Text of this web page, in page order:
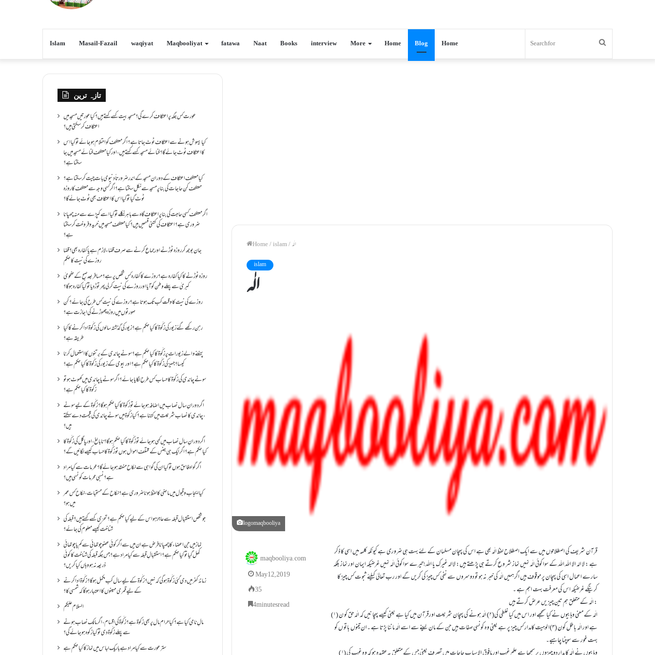
Islam Masail-Fazail waqiyat Maqbooliyat fatawa Naat Books interview More Home Blog Home
Home/islam/الٰہ
islam
الٰہ
logomaqbooliya
قرآن شریف کی اصطلاحوں میں سے ایک اصطلاح لفظ الٰہ بھی ہے اس کی پہچان مسلمان کے لئے بہت ہی ضروری ہے کیونکہ کلمہ میں اسی کا ذکر
ہے : لا الہ الا اللہ اللہ کے سوا کوئی الٰہ نہیں نماز شر وع کرتے ہی پڑھتے ہیں: لاالہ غیرک یا اللہ ! تیرے سوا کوئی الٰہ نہیں غرضیکہ ایمان اور نماز بلکہ
سارے اعمال اسی کی پہچان پر موقوف ہیں اگرہمیں الٰہ کی خبر نہ ہو تو دوسروں سے نفی کس چیز کی کریں گے اور رب تعالیٰ کیلئے ثبوت کس چیز کا
کرینگے غرضیکہ اس کی معرفت بہت اہم ہے ۔
الٰہ کے متعلق ہم تین چیز یں عرض کرتے ہیں :
(۱) الٰہ کے معنی وہابیوں نے کیا سمجھے اور اس میں کیا غلطی کی(۲) الٰہ ہونے کی پہچان شریعت اورقرآن میں کیا ہے یعنی کیسے پہچا نیں کہ الٰہ حق کو ن
ہے اور الٰہ باطل کون (۳)ا لوہیت کامدار کس چیز پر ہے یعنی وہ کونسی صفات ہیں جن کے مان لینے سے اسے الٰہ ماننا پڑتا ہے ۔ان تینوں باتو ں کو
بہت غور سے سوچنا چاہیے۔
maqbooliya.com
May 12, 2019
35
4 minutes read
تازہ ترین
عورت کس جگہ پر اعتکاف کرے گی؟مسجد بیت کسے کہتے ہیں؟کیا عورتیں مسجد میں
اعتکاف کر سکتی ہیں؟
کیا بیہوش ہونے سے اعتکاف ٹوٹ جاتا ہے؟ اگر معتکف کو احتلام ہو جائے تو کیا اس
کا اعتکاف ٹوٹ جائے گا؟فنائے مسجد کسے کہتے ہیں ، اور کیا معتکف فنائے مسجد میں جا
سکتا ہے؟
کیا معتکف اعتکاف کے دوران مسجد کے اندر ضرورتاً دنیوی بات چیت کر سکتا ہے؟
معتکف کن حاجات کی بنا پر مسجد سے نکل سکتا ہے؟ اگر کسی وجہ سے معتکف کا روزہ
ٹوٹ گیا تو کیا اس کا اعتکاف بھی ٹوٹ جائے گا؟
اگر معتکف کسی حاجت کی بنا پر اعتکاف گاہ سے باہر نکلے تو کیا اسے کپڑے سے منہ چھپانا
ضروری ہے؟اعتکاف کی کتنی قسمیں ہیں؟کیا معتکف مسجد میں خرید و فروخت کر سکتا
ہے؟
جان بوجھ کر روزہ ٹوڑنے اور جماع کرنے سے صرف قضاء لازم ہے یا کفارہ بھی؟ قضا
روزے کی نیت کا حکم
روزہ ٹوڑنے کا کیا کفارہ ہے؟روزے کا کفارہ کس شخص پر ہے؟ مسافر بعد صبح کے ضحویٰ
کبریٰ سے پہلے وطن کو آیا اور روزے کی نیت کر لی پھر توڑ دیا تو کیا کفارہ ہو گا؟
روزے کی نیت کا وقت کب تک ہوتا ہے؟ روزے کی نیت کس طرح کی جائے؟ کن
صورتوں میں روزہ چھوڑنے کی اجازت ہے؟
رہن رکھے گئے زیور کی زکٰوۃ کا کیا حکم ہے؟زیور کی گذشتہ سالوں کی زکٰوۃ ادا کرنے کا کیا
طریقہ ہے؟
پہننے والے زیورات پر زکٰوۃ کا کیا حکم ہے؟ سونے چاندی کے برتنوں کا استعمال کرنا
کیسا؟ جہیز کی زکٰوۃ کا کیا حکم ہے؟ اور بیوی کے زیور کی زکٰوۃ کا کیا حکم ہے؟
سونے چاندی کی زکٰوۃ کا حساب کس طرح لگایا جائے؟ اگر سونے یا چاندی میں کھوٹ ہو تو
زکٰوۃ کا کیا حکم ہے؟
اگر دورانِ سال نصاب میں اضافہ ہو جائے تو زکوۃ کا کیا حکم ہو گا؟ زکٰوۃ کے لیے سونے
،چاندی کا نصاب شریعت میں کتنا ہے؟ کیا زکٰوۃ میں سونے چاندی کی قیمت دے سکتے
ہیں؟
اگر دورانِ سال نصاب میں کمی ہو جائے تو زکٰوۃ کا کیا حکم ہو گا؟ نا بالغ ، اور پاگل کی زکٰوۃ کا
کیا حکم ہے؟ اگر ایک ہی جنس کے مختلف اموال ہوں تو زکٰوۃ کا حساب کیسے لگائیں گے؟
اگر گواہ فاسق ہوں تو کیا ان کی گواہی سے نکاح منعقد ہو جائے گا؟ محرمات سے کیا مراد
ہے؟ نسبی محرمات کونسی ہیں؟
کیا ایجاب و قبول میں ماضی کا لفظ ہونا ضروری ہے؟ نکاح کے مستحبات، نکاح کس عمر
میں ہو؟
جو شخص استقبال قبلہ سے عاجز ہو اس کے لیے کیا حکم ہے؟ تحرّی کسے کہتے ہیں؟ قبلہ کی
شناخت کیسے معلوم کی جائے؟
نماز میں جن اعضاء کا چھپانا فرض ہے ان میں سے اگر کوئی عضو چوتھائی سے کم یا چوتھائی
کھل گیا تو کیا حکم ہے؟استقبالِ قبلہ سے کیا مراد ہے؟جس جگہ قبلہ کی شناخت کا کوئی
ذریعہ نہ ہو وہاں کیا کریں؟
زمانۂ کفر میں دی گئی زکٰوۃ ہو گی کہ نہیں؟زکٰوۃ کے لیے سال کب مکمل ہو گا؟زکٰوۃ ادا کرنے
کے لیے قمری مہینوں کا اعتبار ہو گا کہ شمسی کا؟
السلام علیکم
مالِ نامی کیا ہے؟ کیا حرام مال پر بھی زکوۃ ہے؟ زکٰوۃ کی اقسام ،اگر مالک نصاب ہونے
سے پہلے زکٰوۃ دی تو کیا زکوه ہو جائےگی؟
ستر عورت سے کیا مراد ہے باریک لباس میں نماز کا کیا حکم ہے